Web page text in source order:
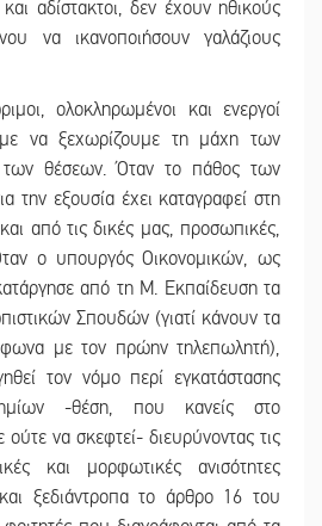
αδίστακτοι, δεν έχουν ηθικούς
να ικανοποιήσουν γαλάζιους
ολοκληρωμένοι και ενεργοί
να ξεχωρίζουμε τη μάχη των
θέσεων. Όταν το πάθος των
την εξουσία έχει καταγραφεί στη
από τις δικές μας, προσωπικές,
ο υπουργός Οικονομικών, ως
από τη Μ. Εκπαίδευση τα
Σπουδών (γιατί κάνουν τα
με τον πρώην τηλεπωλητή),
τον νόμο περί εγκατάστασης
-θέση, που κανείς στο
να σκεφτεί- διευρύνοντας τις
και μορφωτικές ανισότητες
ξεδιάντροπα το άρθρο 16 του